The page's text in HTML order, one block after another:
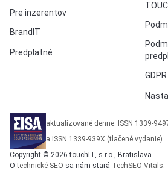
Pre inzerentov
BrandIT
Predplatné
GDPR
aktualizované denne: ISSN 1339-
a ISSN 1339-939X (tlačené vydanie)
Copyright © 2026 touchIT, s.r.o., Bratislava.
Otechnické SEO sa nám stará TechSEO Vitals.